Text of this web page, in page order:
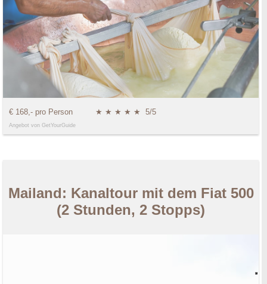
€ 168,- pro Person ★ ★ ★ ★ ★ 5/5
Angebot von GetYourGuide
Mailand: Kanaltour mit dem Fiat 500
(2 Stunden, 2 Stopps)